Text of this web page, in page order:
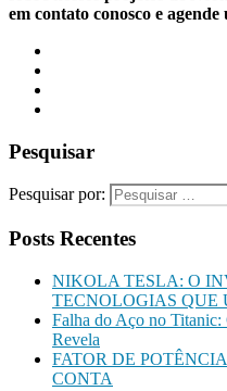
em contato conosco e
Pesquisar
Pesquisar por:
Posts Recentes
NIKOLA TESLA: O
TECNOLOGIAS QUE
Falha do Aço no
Revela
FATOR DE
CONTA